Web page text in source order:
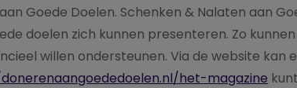
Goede Doelen. Schenken & Nalaten aan
doelen zich kunnen presenteren. Zo
willen ondersteunen. Via de website kan
het-magazine